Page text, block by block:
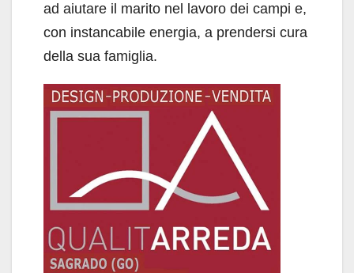
ad aiutare il marito nel lavoro dei campi e,
con instancabile energia, a prendersi cura
della sua famiglia.